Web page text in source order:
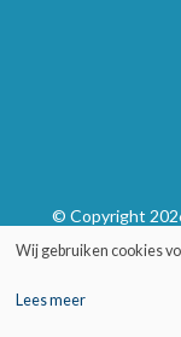
© Copyright
Wij gebruiken cookies
Lees meer